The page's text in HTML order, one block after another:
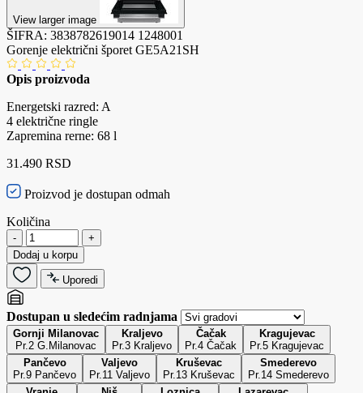
View larger image
ŠIFRA: 3838782619014 1248001
Gorenje električni šporet GE5A21SH
Opis proizvoda
Energetski razred: A
4 električne ringle
Zapremina rerne: 68 l
31.490 RSD
Proizvod je dostupan odmah
Količina
-
+
Dodaj u korpu
Uporedi
Dostupan u sledećim radnjama
Gornji Milanovac
Pr.2 G.Milanovac
Kraljevo
Pr.3 Kraljevo
Čačak
Pr.4 Čačak
Kragujevac
Pr.5 Kragujevac
Pančevo
Pr.9 Pančevo
Valjevo
Pr.11 Valjevo
Kruševac
Pr.13 Kruševac
Smederevo
Pr.14 Smederevo